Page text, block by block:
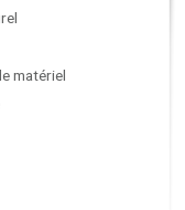
matériel